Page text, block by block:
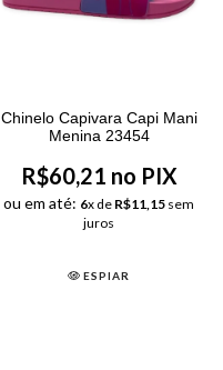
Chinelo Capivara Capi Mani
Menina 23454
R$60,21 no PIX
ou em até: 6x de R$11,15 sem
juros
ESPIAR